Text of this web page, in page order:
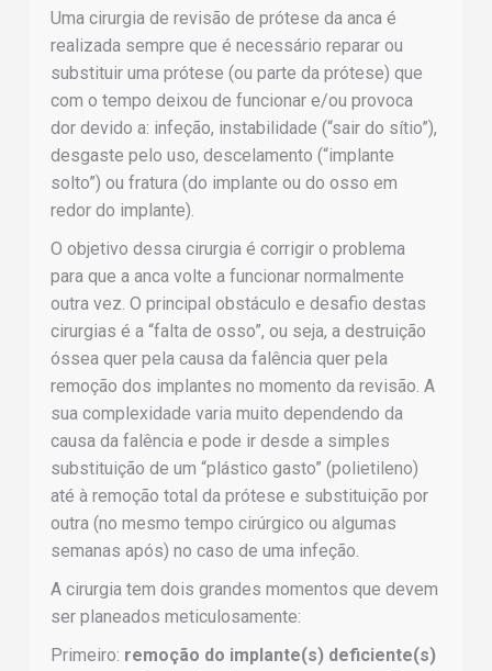
Uma cirurgia de revisão de prótese da anca é
realizada sempre que é necessário reparar ou
substituir uma prótese (ou parte da prótese) que
com o tempo deixou de funcionar e/ou provoca
dor devido a: infeção, instabilidade (“sair do sítio”),
desgaste pelo uso, descelamento (“implante
solto”) ou fratura (do implante ou do osso em
redor do implante).
O objetivo dessa cirurgia é corrigir o problema
para que a anca volte a funcionar normalmente
outra vez. O principal obstáculo e desafio destas
cirurgias é a “falta de osso”, ou seja, a destruição
óssea quer pela causa da falência quer pela
remoção dos implantes no momento da revisão. A
sua complexidade varia muito dependendo da
causa da falência e pode ir desde a simples
substituição de um “plástico gasto” (polietileno)
até à remoção total da prótese e substituição por
outra (no mesmo tempo cirúrgico ou algumas
semanas após) no caso de uma infeção.
A cirurgia tem dois grandes momentos que devem
ser planeados meticulosamente:
Primeiro: remoção do implante(s) deficiente(s)